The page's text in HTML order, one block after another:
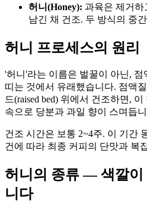
허니(Honey): 과육은 제거하
남긴 채 건조. 두 방식의 중
허니 프로세스의 원리
'허니'라는 이름은 벌꿀이 아닌,
띠는 것에서 유래했습니다. 점액
드(raised bed) 위에서 건조하면,
속으로 당분과 과일 향이 스며듭
건조 시간은 보통 2~4주. 이 기간
건에 따라 최종 커피의 단맛과 복
허니의 종류 — 색깔이
니다